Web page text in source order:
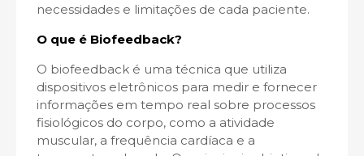
necessidades e limitações de cada paciente.
O que é Biofeedback?
O biofeedback é uma técnica que utiliza
dispositivos eletrônicos para medir e fornecer
informações em tempo real sobre processos
fisiológicos do corpo, como a atividade
muscular, a frequência cardíaca e a